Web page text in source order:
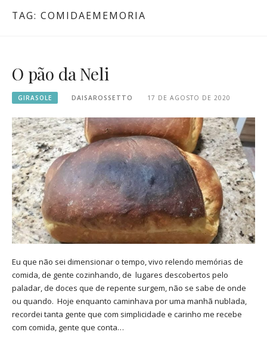
TAG: COMIDAEMEMORIA
O pão da Neli
GIRASOLE DAISAROSSETTO 17 DE AGOSTO DE 2020
Eu que não sei dimensionar o tempo, vivo relendo memórias de
comida, de gente cozinhando, de lugares descobertos pelo
paladar, de doces que de repente surgem, não se sabe de onde
ou quando. Hoje enquanto caminhava por uma manhã nublada,
recordei tanta gente que com simplicidade e carinho me recebe
com comida, gente que conta…